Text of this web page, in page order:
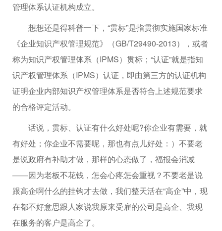
管理体系认证机构成立。
想想还是得科普一下，“贯标”是指贯彻实施国家标准
《企业知识产权管理规范》（GB/T29490-2013），或者
称为知识产权管理体系（IPMS）贯标；“认证”就是指知
识产权管理体系（IPMS）认证，即由第三方的认证机构
证明企业内部知识产权管理体系是否符合上述规范要求
的合格评定活动。
话说，贯标、认证有什么好处呢?你企业有需要，就
有好处；你企业不需要呢，那也有点儿好处：）不要老
是说政府有补助才做，那样的心态做了，福报会消减
——因为老板不花钱，怎会心疼怎会重视？不要老是说
跟高企啊什么的挂钩才去做，我们整天活在“高企”中，现
在都不好意思跟人家说我原来受雇的公司是高企、我现
在服务的客户是高企了。